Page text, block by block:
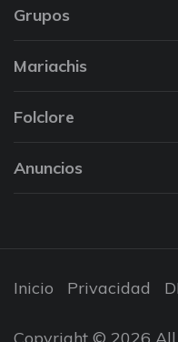
Grupos
Mariachis
Folclore
Anuncios
Inicio Privacidad